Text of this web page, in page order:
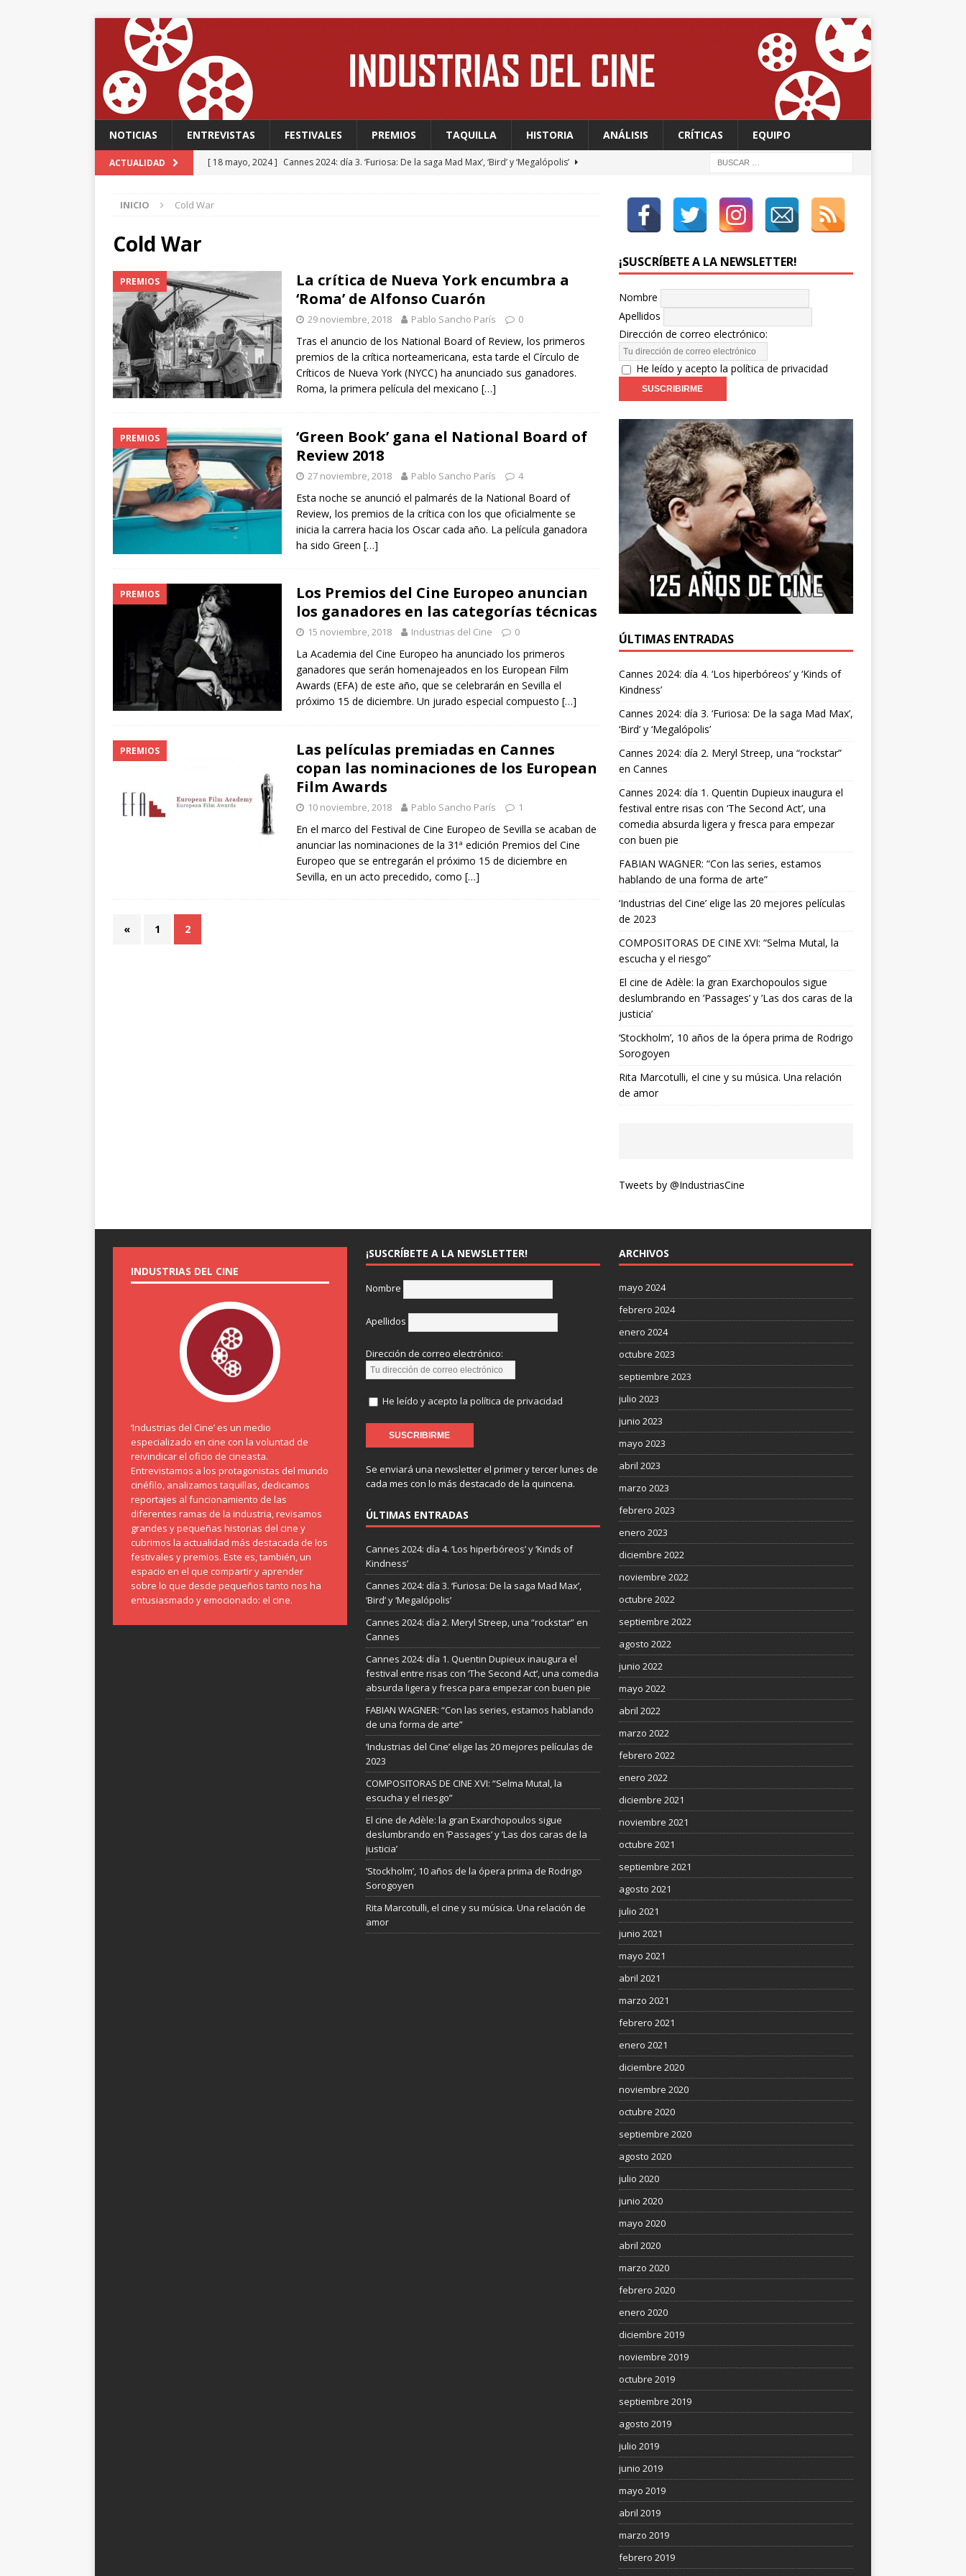
NOTICIAS ENTREVISTAS FESTIVALES PREMIOS TAQUILLA HISTORIA ANÁLISIS CRÍTICAS EQUIPO
ACTUALIDAD [ 18 mayo, 2024 ] Cannes 2024: día 3. ‘Furiosa: De la saga Mad Max’, ‘Bird’ y ‘Megalópolis’
[ 18 mayo, 2024 ]
FESTIVALES
[ 12 febrero, 2024 ]
arte”
ENTREVISTAS
[ 18 mayo, 2024 ]
Cannes 2024: día 4. ‘Los hiperbóreos’ y ‘Kinds of Kindness’ FESTIVALES
INICIO Cold War
Cold War
PREMIOS
La crítica de Nueva York encumbra a
‘Roma’ de Alfonso Cuarón
29 noviembre, 2018 Pablo Sancho París 0
Tras el anuncio de los National Board of Review, los primeros
premios de la crítica norteamericana, esta tarde el Círculo de
Críticos de Nueva York (NYCC) ha anunciado sus ganadores.
Roma, la primera película del mexicano […]
PREMIOS
‘Green Book’ gana el National Board of
Review 2018
27 noviembre, 2018 Pablo Sancho París 4
Esta noche se anunció el palmarés de la National Board of
Review, los premios de la crítica con los que oficialmente se
inicia la carrera hacia los Oscar cada año. La película ganadora
ha sido Green […]
PREMIOS
Los Premios del Cine Europeo anuncian
los ganadores en las categorías técnicas
15 noviembre, 2018 Industrias del Cine 0
La Academia del Cine Europeo ha anunciado los primeros
ganadores que serán homenajeados en los European Film
Awards (EFA) de este año, que se celebrarán en Sevilla el
próximo 15 de diciembre. Un jurado especial compuesto […]
PREMIOS
Las películas premiadas en Cannes
copan las nominaciones de los European
Film Awards
10 noviembre, 2018 Pablo Sancho París 1
En el marco del Festival de Cine Europeo de Sevilla se acaban de
anunciar las nominaciones de la 31ª edición Premios del Cine
Europeo que se entregarán el próximo 15 de diciembre en
Sevilla, en un acto precedido, como […]
« 1 2
¡SUSCRÍBETE A LA NEWSLETTER!
Nombre
Apellidos
Dirección de correo electrónico:
He leído y acepto la política de privacidad
ÚLTIMAS ENTRADAS
Cannes 2024: día 4. ‘Los hiperbóreos’ y ‘Kinds of
Kindness’
Cannes 2024: día 3. ‘Furiosa: De la saga Mad Max’,
‘Bird’ y ‘Megalópolis’
Cannes 2024: día 2. Meryl Streep, una “rockstar”
en Cannes
Cannes 2024: día 1. Quentin Dupieux inaugura el
festival entre risas con ‘The Second Act’, una
comedia absurda ligera y fresca para empezar
con buen pie
FABIAN WAGNER: “Con las series, estamos
hablando de una forma de arte”
‘Industrias del Cine’ elige las 20 mejores películas
de 2023
COMPOSITORAS DE CINE XVI: “Selma Mutal, la
escucha y el riesgo”
El cine de Adèle: la gran Exarchopoulos sigue
deslumbrando en ’Passages’ y ’Las dos caras de la
justicia’
‘Stockholm’, 10 años de la ópera prima de Rodrigo
Sorogoyen
Rita Marcotulli, el cine y su música. Una relación
de amor
Tweets by @IndustriasCine
INDUSTRIAS DEL CINE
‘Industrias del Cine’ es un medio
especializado en cine con la voluntad de
reivindicar el oficio de cineasta.
Entrevistamos a los protagonistas del mundo
cinéfilo, analizamos taquillas, dedicamos
reportajes al funcionamiento de las
diferentes ramas de la industria, revisamos
grandes y pequeñas historias del cine y
cubrimos la actualidad más destacada de los
festivales y premios. Este es, también, un
espacio en el que compartir y aprender
sobre lo que desde pequeños tanto nos ha
entusiasmado y emocionado: el cine.
¡SUSCRÍBETE A LA NEWSLETTER!
Nombre
Apellidos
Dirección de correo electrónico:
He leído y acepto la política de privacidad
Se enviará una newsletter el primer y tercer lunes de
cada mes con lo más destacado de la quincena.
ÚLTIMAS ENTRADAS
Cannes 2024: día 4. ‘Los hiperbóreos’ y ‘Kinds of
Kindness’
Cannes 2024: día 3. ‘Furiosa: De la saga Mad Max’,
‘Bird’ y ‘Megalópolis’
Cannes 2024: día 2. Meryl Streep, una “rockstar” en
Cannes
Cannes 2024: día 1. Quentin Dupieux inaugura el
festival entre risas con ‘The Second Act’, una comedia
absurda ligera y fresca para empezar con buen pie
FABIAN WAGNER: “Con las series, estamos hablando
de una forma de arte”
‘Industrias del Cine’ elige las 20 mejores películas de
2023
COMPOSITORAS DE CINE XVI: “Selma Mutal, la
escucha y el riesgo”
El cine de Adèle: la gran Exarchopoulos sigue
deslumbrando en ’Passages’ y ’Las dos caras de la
justicia’
‘Stockholm’, 10 años de la ópera prima de Rodrigo
Sorogoyen
Rita Marcotulli, el cine y su música. Una relación de
amor
ARCHIVOS
mayo 2024
febrero 2024
enero 2024
octubre 2023
septiembre 2023
julio 2023
junio 2023
mayo 2023
abril 2023
marzo 2023
febrero 2023
enero 2023
diciembre 2022
noviembre 2022
octubre 2022
septiembre 2022
agosto 2022
junio 2022
mayo 2022
abril 2022
marzo 2022
febrero 2022
enero 2022
diciembre 2021
noviembre 2021
octubre 2021
septiembre 2021
agosto 2021
julio 2021
junio 2021
mayo 2021
abril 2021
marzo 2021
febrero 2021
enero 2021
diciembre 2020
noviembre 2020
octubre 2020
septiembre 2020
agosto 2020
julio 2020
junio 2020
mayo 2020
abril 2020
marzo 2020
febrero 2020
enero 2020
diciembre 2019
noviembre 2019
octubre 2019
septiembre 2019
agosto 2019
julio 2019
junio 2019
mayo 2019
abril 2019
marzo 2019
febrero 2019